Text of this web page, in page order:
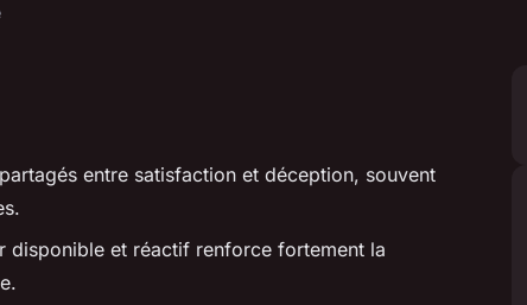
entre satisfaction et déception, souvent
disponible et réactif renforce fortement la